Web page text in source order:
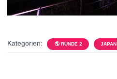
Kategorien: 🌎 RUNDE 2 JAPAN